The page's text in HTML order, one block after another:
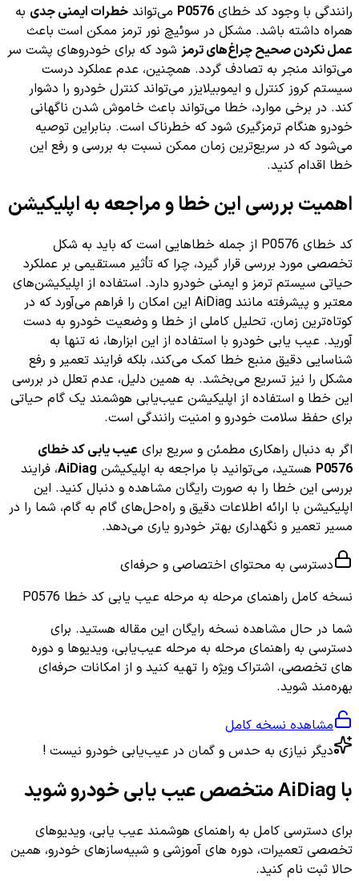
رانندگی با وجود کد خطای P0576 می‌تواند خطرات ایمنی جدی به
همراه داشته باشد. مشکل در سوئیچ نور ترمز ممکن است باعث
عمل نکردن صحیح چراغ‌های ترمز شود که برای خودروهای پشت سر
می‌تواند منجر به تصادف گردد. همچنین، عدم عملکرد درست
سیستم کروز کنترل و ایموبیلایزر می‌تواند کنترل خودرو را دشوار
کند. در برخی موارد، خطا می‌تواند باعث خاموش شدن ناگهانی
خودرو هنگام ترمزگیری شود که خطرناک است. بنابراین توصیه
می‌شود که در سریع‌ترین زمان ممکن نسبت به بررسی و رفع این
خطا اقدام کنید.
اهمیت بررسی این خطا و مراجعه به اپلیکیشن
کد خطای P0576 از جمله خطاهایی است که باید به شکل
تخصصی مورد بررسی قرار گیرد، چرا که تأثیر مستقیمی بر عملکرد
حیاتی سیستم ترمز و ایمنی خودرو دارد. استفاده از اپلیکیشن‌های
معتبر و پیشرفته مانند AiDiag این امکان را فراهم می‌آورد که در
کوتاه‌ترین زمان، تحلیل کاملی از خطا و وضعیت خودرو به دست
آورید. عیب یابی خودرو با استفاده از این ابزارها، نه تنها به
شناسایی دقیق منبع خطا کمک می‌کند، بلکه فرایند تعمیر و رفع
مشکل را نیز تسریع می‌بخشد. به همین دلیل، عدم تعلل در بررسی
این خطا و استفاده از اپلیکیشن عیب‌یابی هوشمند یک گام حیاتی
برای حفظ سلامت خودرو و امنیت رانندگی است.
اگر به دنبال راهکاری مطمئن و سریع برای عیب یابی کد خطای
P0576 هستید، می‌توانید با مراجعه به اپلیکیشن AiDiag، فرایند
بررسی این خطا را به صورت رایگان مشاهده و دنبال کنید. این
اپلیکیشن با ارائه اطلاعات دقیق و راه‌حل‌های گام به گام، شما را در
مسیر تعمیر و نگهداری بهتر خودرو یاری می‌دهد.
دسترسی به محتوای اختصاصی و حرفه‌ای
نسخه کامل راهنمای مرحله به مرحله عیب یابی کد خطا P0576
شما در حال مشاهده نسخه رایگان این مقاله هستید. برای
دسترسی به راهنمای مرحله به مرحله عیب‌یابی، ویدیوها و دوره
های تخصصی، اشتراک ویژه را تهیه کنید و از امکانات حرفه‌ای
بهره‌مند شوید.
مشاهده نسخه کامل
دیگر نیازی به حدس و گمان در عیب‌یابی خودرو نیست !
با AiDiag متخصص عیب یابی خودرو شوید
برای دسترسی کامل به راهنمای هوشمند عیب یابی، ویدیوهای
تخصصی تعمیرات، دوره های آموزشی و شبیه‌سازهای خودرو، همین
حالا ثبت نام کنید.